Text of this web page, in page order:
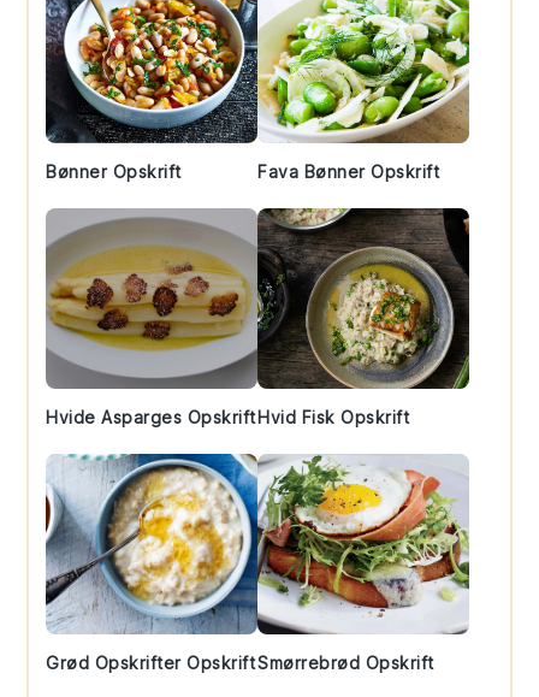
Bønner Opskrift Fava Bønner Opskrift
Hvide Asparges OpskriftHvid Fisk Opskrift
Grød Opskrifter OpskriftSmørrebrød Opskrift